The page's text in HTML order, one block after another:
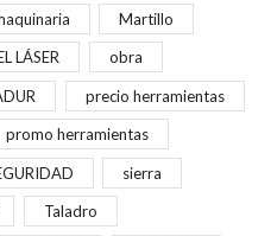
Martillo
LÁSER obra
precio herramientas
promo herramientas
sierra
Taladro